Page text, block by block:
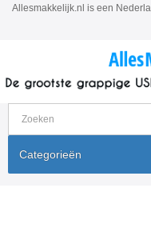
Allesmakkelijk.nl is een
Categorieën